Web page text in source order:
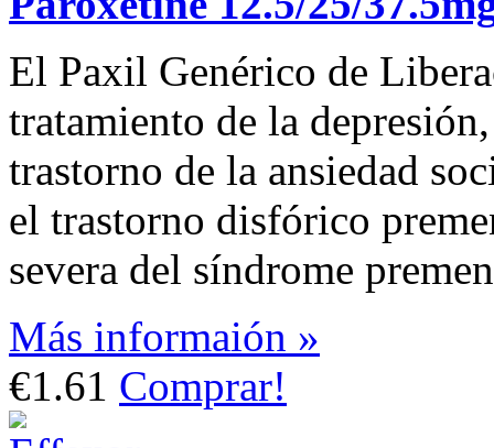
El Paxil Genérico de
tratamiento de la
trastorno de la ansiedad
el trastorno disfórico
severa del síndrome
Más informaión »
€1.61 Comprar!